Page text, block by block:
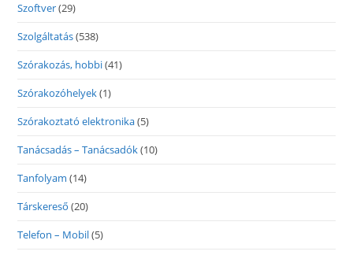
Szoftver(29)
Szolgáltatás(538)
Szórakozás, hobbi(41)
Szórakozóhelyek(1)
Szórakoztató elektronika(5)
Tanácsadás – Tanácsadók(10)
Tanfolyam (14)
Társkereső (20)
Telefon – Mobil(5)